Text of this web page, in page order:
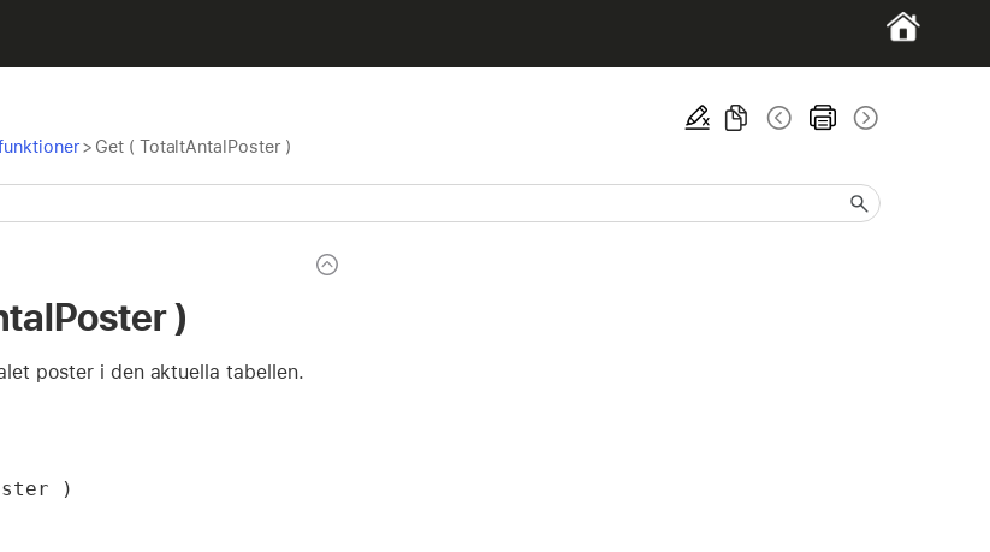
> Get ( TotaltAntalPoster )
)
poster i den aktuella tabellen.
)